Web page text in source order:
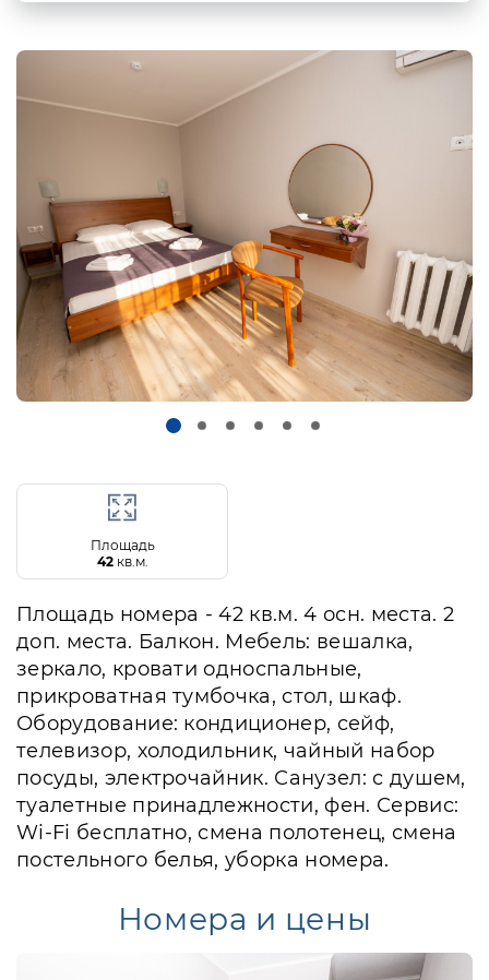
Площадь
42кв.м.
Площадь номера - 42 кв.м. 4 осн. места. 2
доп. места. Балкон. Мебель: вешалка,
зеркало, кровати односпальные,
прикроватная тумбочка, стол, шкаф.
Оборудование: кондиционер, сейф,
телевизор, холодильник, чайный набор
посуды, электрочайник. Санузел: с душем,
туалетные принадлежности, фен. Сервис:
Wi-Fi бесплатно, смена полотенец, смена
постельного белья, уборка номера.
Номера и цены